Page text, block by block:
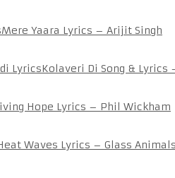
Mere Yaara Lyrics – Arijit Singh
Kolaveri Di Song & Lyrics
Hope Lyrics – Phil Wickham
Waves Lyrics – Glass